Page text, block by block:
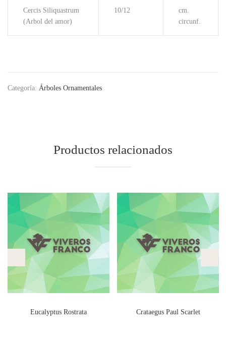
Cercis Siliquastrum
(Arbol del amor)
10/12
cm.
circunf.
Categoría: Árboles Ornamentales
Productos relacionados
Eucalyptus Rostrata Crataegus Paul Scarlet